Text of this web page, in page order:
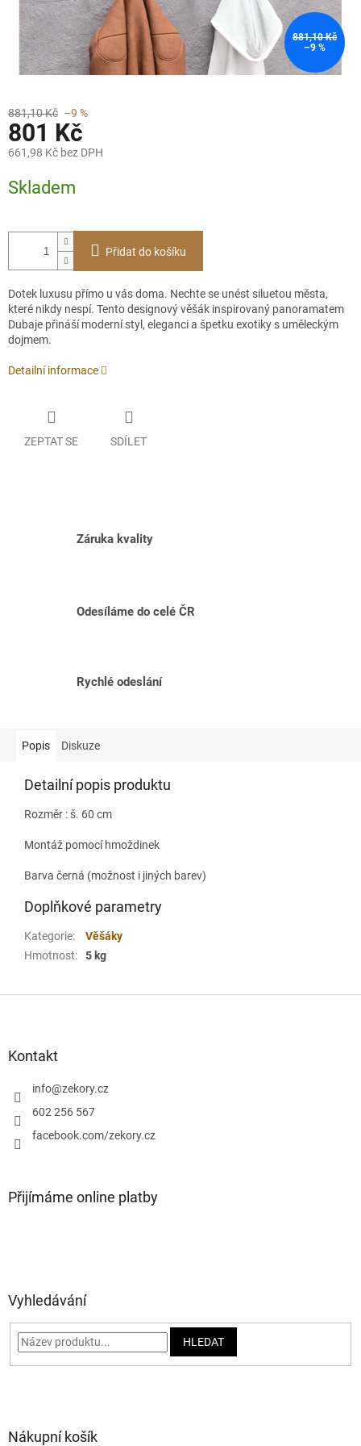
881,10 Kč
–9 %
881,10 Kč –9 %
801 Kč
661,98 Kč bez DPH
cena:
Skladem
Přidat do košíku
Dotek luxusu přímo u vás doma. Nechte se unést siluetou města,
které nikdy nespí. Tento designový věšák inspirovaný panoramatem
Dubaje přináší moderní styl, eleganci a špetku exotiky s uměleckým
dojmem.
Detailní informace
ZEPTAT SE SDÍLET
Záruka kvality
Odesíláme do celé ČR
Rychlé odeslání
Popis Diskuze
Detailní popis produktu
Rozměr : š. 60 cm
Montáž pomocí hmoždinek
Barva černá (možnost i jiných barev)
Doplňkové parametry
Kategorie:
Věšáky
Hmotnost: 5 kg
Kontakt
info@zekory.cz
602 256 567
facebook.com/zekory.cz
Přijímáme online platby
Vyhledávání
HLEDAT
Nákupní košík